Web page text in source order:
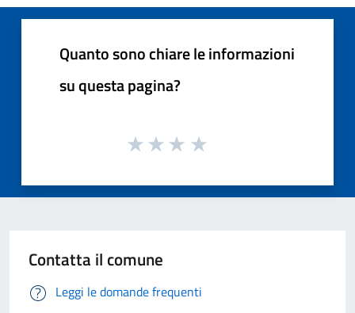
Quanto sono chiare le informazioni
su questa pagina?
Contatta il comune
Leggi le domande frequenti